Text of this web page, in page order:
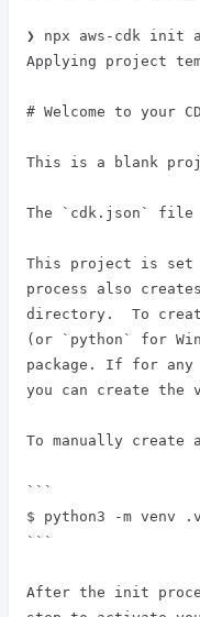
❯ npx aws-cdk init
Applying project
# Welcome to your
This is a blank
The `cdk.json` file
This project is set
process also
directory.  To
(or `python` for
package. If for
you can create the
To manually create
```
$ python3 -m venv
```
After the init